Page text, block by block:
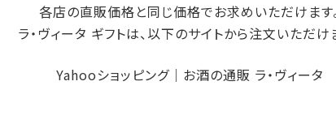
各店の直販価格と同じ価格でお求めいただけます
ラ・ヴィータ ギフトは、以下のサイトから注文いただけ
Yahooショッピング｜お酒の通販 ラ・ヴィータ